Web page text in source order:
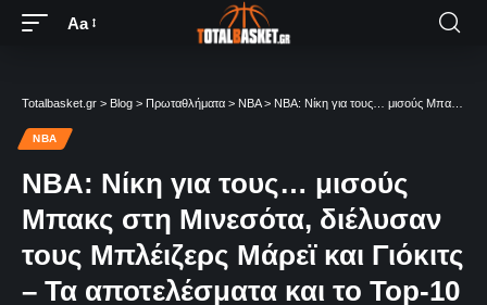
Aa
Totalbasket.gr > Blog > Πρωταθλήματα > NBA> NBA: Νίκη για τους… μισούς Μπακς στη Μινεσότα, διέλυσαν τους Μπλέιζερς Μάρεϊ και Γιόκιτς – Τα αποτελέσματα και το Top-10 (vid)
NBA
NBA: Νίκη για τους… μισούς
Μπακς στη Μινεσότα, διέλυσαν
τους Μπλέιζερς Μάρεϊ και Γιόκιτς
– Τα αποτελέσματα και το Top-10